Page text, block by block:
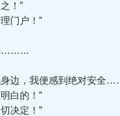
！”
门户！”
………
边，我便感到绝对安全
白的！”
决定！”